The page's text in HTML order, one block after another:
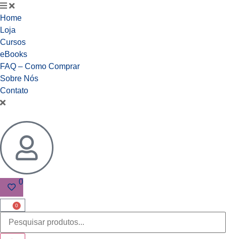
Home
Loja
Cursos
eBooks
FAQ – Como Comprar
Sobre Nós
Contato
0
0